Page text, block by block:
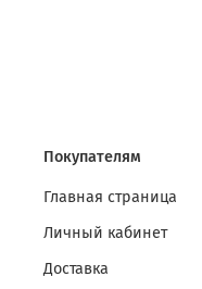
Покупателям
Главная страница
Личный кабинет
Доставка